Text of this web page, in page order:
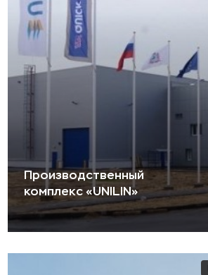
Производственный
комплекс «UNILIN»